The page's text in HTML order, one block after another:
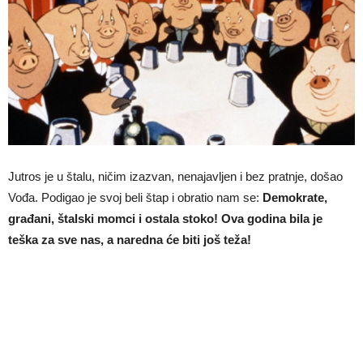
Jutros je u štalu, ničim izazvan, nenajavljen i bez pratnje, došao
Vođa. Podigao je svoj beli štap i obratio nam se: Demokrate,
građani, štalski momci i ostala stoko! Ova godina bila je
teška za sve nas, a naredna će biti još teža!